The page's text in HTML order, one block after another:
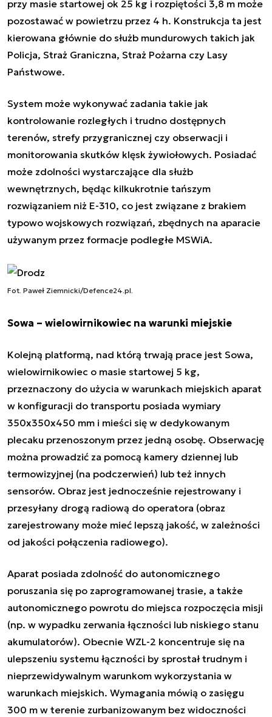
przy masie startowej ok 25 kg i rozpiętości 3,8 m może
pozostawać w powietrzu przez 4 h. Konstrukcja ta jest
kierowana głównie do służb mundurowych takich jak
Policja, Straż Graniczna, Straż Pożarna czy Lasy
Państwowe.
System może wykonywać zadania takie jak
kontrolowanie rozległych i trudno dostępnych
terenów, strefy przygranicznej czy obserwacji i
monitorowania skutków klęsk żywiołowych. Posiadać
może zdolności wystarczające dla służb
wewnętrznych, będąc kilkukrotnie tańszym
rozwiązaniem niż E-310, co jest związane z brakiem
typowo wojskowych rozwiązań, zbędnych na aparacie
używanym przez formacje podległe MSWiA.
Fot. Paweł Ziemnicki/Defence24.pl.
Sowa – wielowirnikowiec na warunki miejskie
Kolejną platformą, nad którą trwają prace jest Sowa,
wielowirnikowiec o masie startowej 5 kg,
przeznaczony do użycia w warunkach miejskich aparat
w konfiguracji do transportu posiada wymiary
350x350x450 mm i mieści się w dedykowanym
plecaku przenoszonym przez jedną osobę. Obserwację
można prowadzić za pomocą kamery dziennej lub
termowizyjnej (na podczerwień) lub też innych
sensorów. Obraz jest jednocześnie rejestrowany i
przesyłany drogą radiową do operatora (obraz
zarejestrowany może mieć lepszą jakość, w zależności
od jakości połączenia radiowego).
Aparat posiada zdolność do autonomicznego
poruszania się po zaprogramowanej trasie, a także
autonomicznego powrotu do miejsca rozpoczęcia misji
(np. w wypadku zerwania łączności lub niskiego stanu
akumulatorów). Obecnie WZL-2 koncentruje się na
ulepszeniu systemu łączności by sprostał trudnym i
nieprzewidywalnym warunkom wykorzystania w
warunkach miejskich. Wymagania mówią o zasięgu
300 m w terenie zurbanizowanym bez widoczności